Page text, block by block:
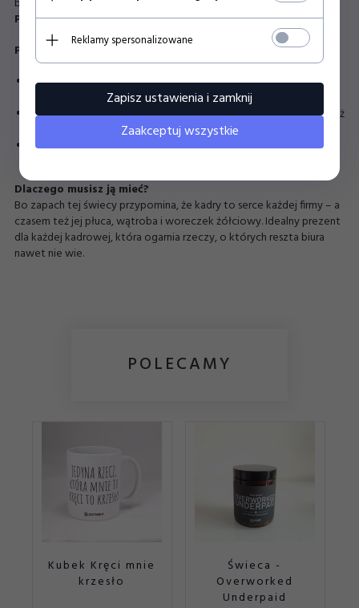
bazie naturalnych olejków.
Pojemność: 180 ml
Protipy dla kadr i nie tylko:
Pierwsze palenie:Minimum 3 godziny, tak jak zrozumienie
nowego systemu HR.
Nie zostawiaj jej bez nadzoru:Kadrowa zawsze czuwa, Ty też
powinnaś/powinieneś.
Gaś z wdziękiem:Jakbyś podpisywał/a wniosek o urlop – z
Dlaczego musisz ją mieć?
Bo zapach tej świecy przypomina, że kadry to serce każdej firmy – a
czasem też jej płuca, wątroba i woreczek żółciowy. Idealny prezent
dla każdej kadrowej, która ogarnia rzeczy, o których reszta biura
nawet nie wie.
POLECAMY
Kubek Kręci mnie
krzesło
Świeca -
Overworked
Underpaid
Reklamy spersonalizowane
Zapisz ustawienia i zamknij
Zaakceptuj wszystkie